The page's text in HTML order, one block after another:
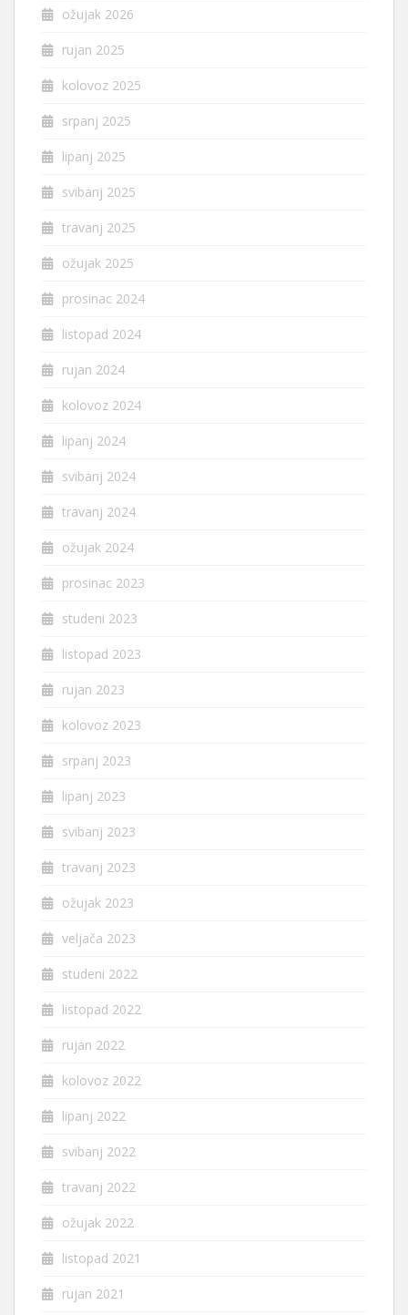
ožujak 2026
rujan 2025
kolovoz 2025
srpanj 2025
lipanj 2025
svibanj 2025
travanj 2025
ožujak 2025
prosinac 2024
listopad 2024
rujan 2024
kolovoz 2024
lipanj 2024
svibanj 2024
travanj 2024
ožujak 2024
prosinac 2023
studeni 2023
listopad 2023
rujan 2023
kolovoz 2023
srpanj 2023
lipanj 2023
svibanj 2023
travanj 2023
ožujak 2023
veljača 2023
studeni 2022
listopad 2022
rujan 2022
kolovoz 2022
lipanj 2022
svibanj 2022
travanj 2022
ožujak 2022
listopad 2021
rujan 2021